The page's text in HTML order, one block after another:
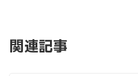
関連記事